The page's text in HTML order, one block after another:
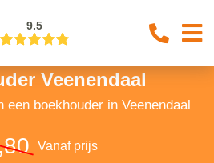
9.5
Veenendaal
boekhouder in Veenendaal
Vanaf prijs